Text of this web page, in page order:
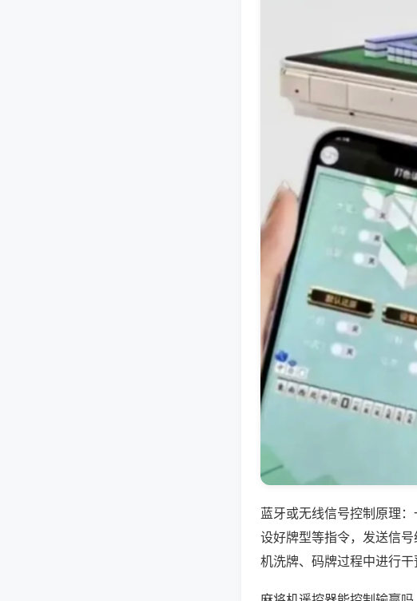
蓝牙或无线信号控制原理
设好牌型等指令，发送信
机洗牌、码牌过程中进行干